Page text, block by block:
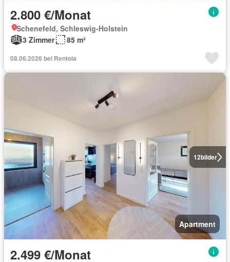
2.800 €/Monat
Schenefeld, Schleswig-Holstein
3 Zimmer
85 m²
08.06.2026 bei Rentola
12bilder
Apartment
2.499 €/Monat